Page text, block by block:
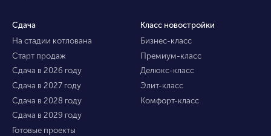
Сдача
На стадии котлована
Старт продаж
Сдача в 2026 году
Сдача в 2027 году
Сдача в 2028 году
Сдача в 2029 году
Готовые проекты
Класс новостройки
Бизнес-класс
Премиум-класс
Делюкс-класс
Элит-класс
Комфорт-класс